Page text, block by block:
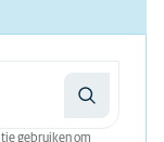
gebruiken om